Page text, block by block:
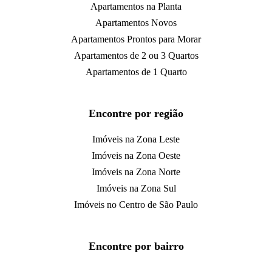
Apartamentos na Planta
Apartamentos Novos
Apartamentos Prontos para Morar
Apartamentos de 2 ou 3 Quartos
Apartamentos de 1 Quarto
Encontre por região
Imóveis na Zona Leste
Imóveis na Zona Oeste
Imóveis na Zona Norte
Imóveis na Zona Sul
Imóveis no Centro de São Paulo
Encontre por bairro